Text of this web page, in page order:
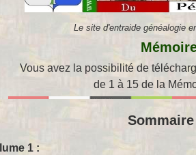
Le site d'entraide généalogie
Vous avez la possibilité de
de 1 à 15 de la
1 :